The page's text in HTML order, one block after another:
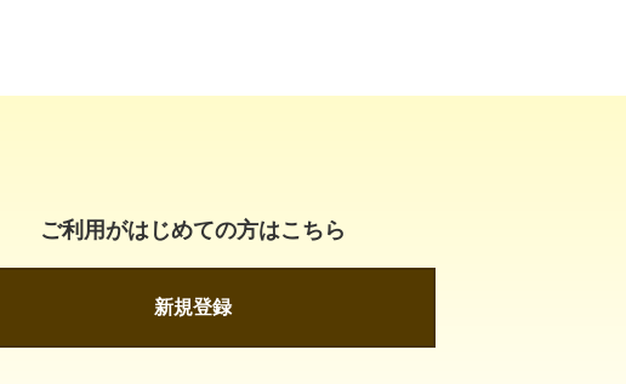
ご利用がはじめての方はこちら
新規登録